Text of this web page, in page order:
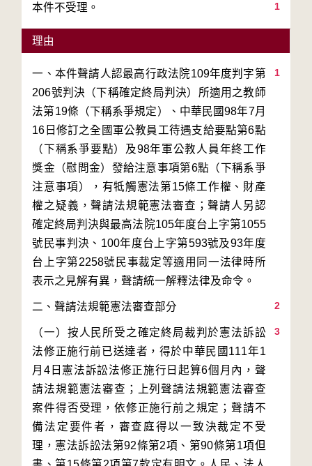
1
本件不受理。
理由
1
一、本件聲請人認最高行政法院109年度判字第
206號判決（下稱確定終局判決）所適用之教師
法第19條（下稱系爭規定）、中華民國98年7月
16日修訂之全國軍公教員工待遇支給要點第6點
（下稱系爭要點）及98年軍公教人員年終工作
獎金（慰問金）發給注意事項第6點（下稱系爭
注意事項），有牴觸憲法第15條工作權、財產
權之疑義，聲請法規範憲法審查；聲請人另認
確定終局判決與最高法院105年度台上字第1055
號民事判決、100年度台上字第593號及93年度
台上字第2258號民事裁定等適用同一法律時所
2
3
（一）按人民所受之確定終局裁判於憲法訴訟
法修正施行前已送達者，得於中華民國111年1
月4日憲法訴訟法修正施行日起算6個月內，聲
請法規範憲法審查；上列聲請法規範憲法審查
案件得否受理，依修正施行前之規定；聲請不
備法定要件者，審查庭得以一致決裁定不受
理，憲法訴訟法第92條第2項、第90條第1項但